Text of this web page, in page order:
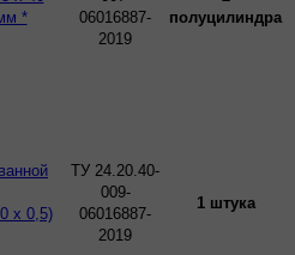
*
06016887-
2019
полуцилиндра
х 0,5)
ТУ 24.20.40-
009-
06016887-
2019
1 штука